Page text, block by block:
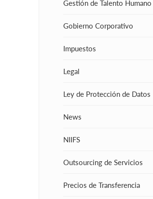
Gestión de Talento Humano
Gobierno Corporativo
Impuestos
Legal
Ley de Protección de Datos
News
NIIFS
Outsourcing de Servicios
Precios de Transferencia